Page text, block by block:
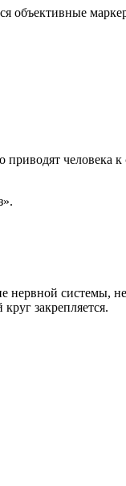
объективные
человека к
системы,
закрепляется.